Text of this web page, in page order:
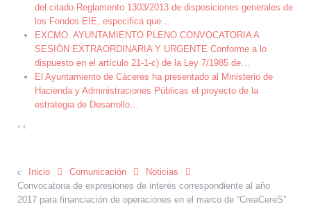
del citado Reglamento 1303/2013 de disposiciones generales de
los Fondos EIE, especifica que…
EXCMO. AYUNTAMIENTO PLENO CONVOCATORIA A
SESIÓN EXTRAORDINARIA Y URGENTE Conforme a lo
dispuesto en el artículo 21-1-c) de la Ley 7/1985 de…
El Ayuntamiento de Cáceres ha presentado al Ministerio de
Hacienda y Administraciones Públicas el proyecto de la
estrategia de Desarrollo…
› ‹
Inicio Comunicación
Noticias
Convocatoria de expresiones de interés correspondiente al año
2017 para financiación de operaciones en el marco de “CreaCereS”